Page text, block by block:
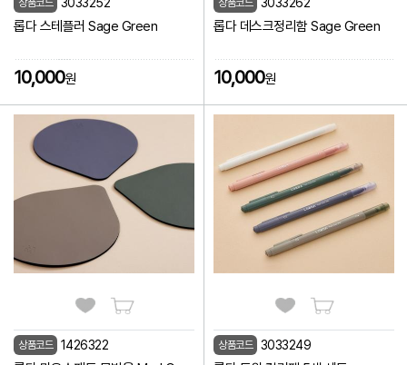
상품코드
롭다 스테플러 Sage Green
10,000원
상품코드
롭다 데스크정리함 Sage Green
10,000원
상품코드 1426322 상품코드 3033249